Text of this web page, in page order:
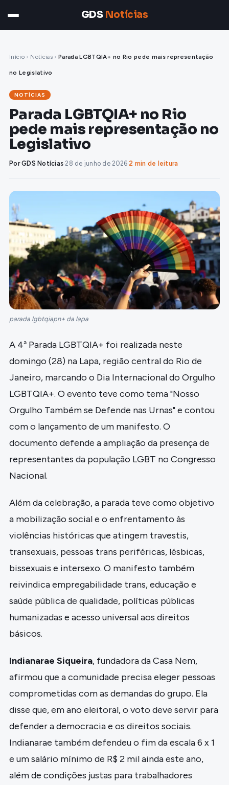
GDS Notícias
Início › Notícias › Parada LGBTQIA+ no Rio pede mais representação
no Legislativo
NOTÍCIAS
Parada LGBTQIA+ no Rio
pede mais representação no
Legislativo
Por GDS Notícias·28 de junho de 2026·2 min de leitura
parada lgbtqiapn+ da lapa
A 4ª Parada LGBTQIA+ foi realizada neste
domingo (28) na Lapa, região central do Rio de
Janeiro, marcando o Dia Internacional do Orgulho
LGBTQIA+. O evento teve como tema "Nosso
Orgulho Também se Defende nas Urnas" e contou
com o lançamento de um manifesto. O
documento defende a ampliação da presença de
representantes da população LGBT no Congresso
Nacional.
Além da celebração, a parada teve como objetivo
a mobilização social e o enfrentamento às
violências históricas que atingem travestis,
transexuais, pessoas trans periféricas, lésbicas,
bissexuais e intersexo. O manifesto também
reivindica empregabilidade trans, educação e
saúde pública de qualidade, políticas públicas
humanizadas e acesso universal aos direitos
básicos.
Indianarae Siqueira, fundadora da Casa Nem,
afirmou que a comunidade precisa eleger pessoas
comprometidas com as demandas do grupo. Ela
disse que, em ano eleitoral, o voto deve servir para
defender a democracia e os direitos sociais.
Indianarae também defendeu o fim da escala 6 x 1
e um salário mínimo de R$ 2 mil ainda este ano,
além de condições justas para trabalhadores